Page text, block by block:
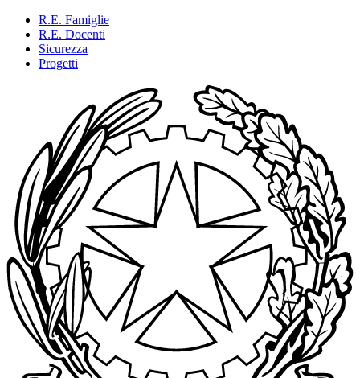
R.E. Famiglie
R.E. Docenti
Sicurezza
Progetti